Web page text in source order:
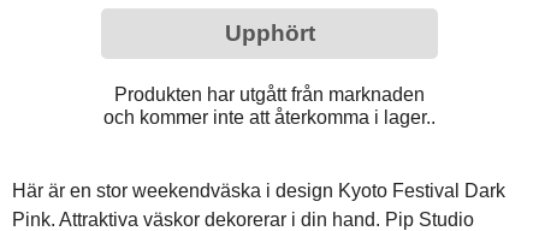
Upphört
Produkten har utgått från marknaden
och kommer inte att återkomma i lager..
Här är en stor weekendväska i design Kyoto Festival Dark
Pink. Attraktiva väskor dekorerar i din hand. Pip Studio